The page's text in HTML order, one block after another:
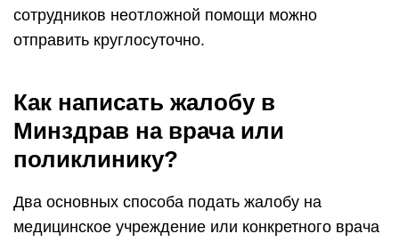
сотрудников неотложной помощи можно
отправить круглосуточно.
Как написать жалобу в
Минздрав на врача или
поликлинику?
Два основных способа подать жалобу на
медицинское учреждение или конкретного врача